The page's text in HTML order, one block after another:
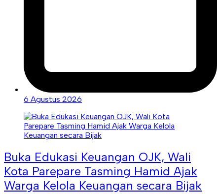
6 Agustus 2026
Buka Edukasi Keuangan OJK, Wali
Kota Parepare Tasming Hamid Ajak
Warga Kelola Keuangan secara Bijak